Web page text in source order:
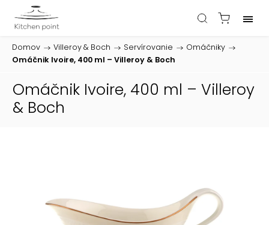
Domov / Villeroy & Boch / Servírovanie / Omáčniky /
Omáčnik Ivoire, 400 ml – Villeroy & Boch
Omáčnik Ivoire, 400 ml – Villeroy
& Boch